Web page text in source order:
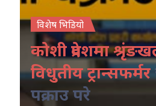
विशेष भिडियो
कोशी प्रदेशमा
विधुतीय ट्रान्सफर्मर
पक्राउ परे